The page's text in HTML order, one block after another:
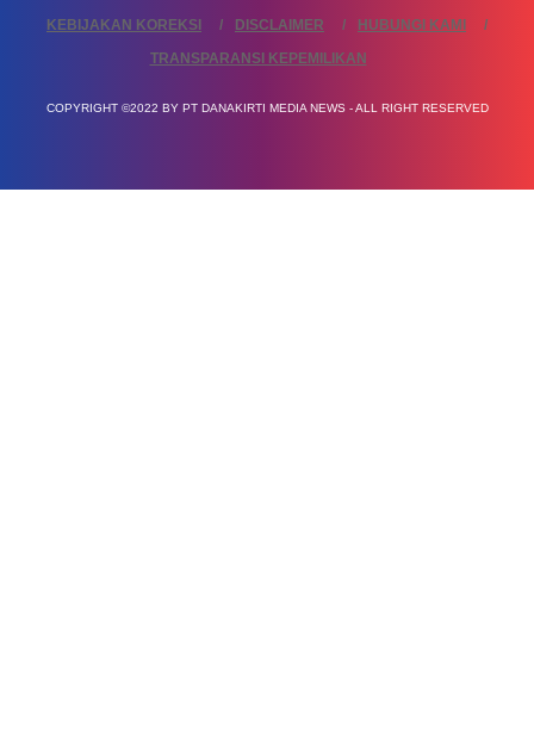
KEBIJAKAN KOREKSI
DISCLAIMER
HUBUNGI KAMI
TRANSPARANSI KEPEMILIKAN
COPYRIGHT ©2022 BY PT DANAKIRTI MEDIA NEWS - ALL RIGHT RESERVED